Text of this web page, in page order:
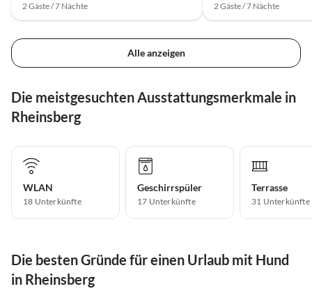
2 Gäste / 7 Nächte 2 Gäste / 7 Nächte
Alle anzeigen
Die meistgesuchten Ausstattungsmerkmale in
Rheinsberg
WLAN
18 Unterkünfte
Geschirrspüler
17 Unterkünfte
Terrasse
31 Unterkünfte
Die besten Gründe für einen Urlaub mit Hund
in Rheinsberg